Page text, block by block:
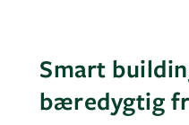
Smart
bæredygtig